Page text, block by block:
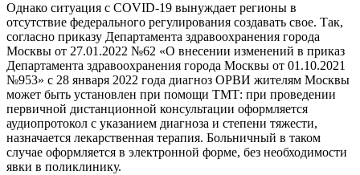
Однако ситуация с COVID-19 вынуждает регионы в
отсутствие федерального регулирования создавать свое. Так,
согласно приказу Департамента здравоохранения города
Москвы от 27.01.2022 №62 «О внесении изменений в приказ
Департамента здравоохранения города Москвы от 01.10.2021
№953» с 28 января 2022 года диагноз ОРВИ жителям Москвы
может быть установлен при помощи ТМТ: при проведении
первичной дистанционной консультации оформляется
аудиопротокол с указанием диагноза и степени тяжести,
назначается лекарственная терапия. Больничный в таком
случае оформляется в электронной форме, без необходимости
явки в поликлинику.